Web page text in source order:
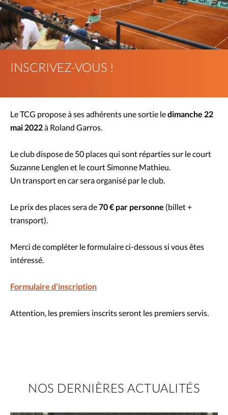
INSCRIVEZ-VOUS !
Le TCG propose à ses adhérents une sortie ledimanche 22
mai 2022à Roland Garros.
Le club dispose de 50 places qui sont réparties sur le court
Suzanne Lenglen et le court Simonne Mathieu.
Un transport en car sera organisé par le club.
Le prix des places sera de70 € par personne (billet +
transport).
Merci de compléter le formulaire ci-dessous si vous êtes
intéressé.
Formulaire d'inscription
Attention, les premiers inscrits seront les premiers servis.
NOS DERNIÈRES ACTUALITÉS